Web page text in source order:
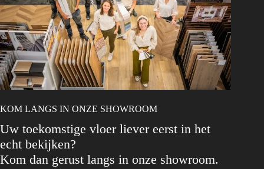
KOM LANGS IN ONZE SHOWROOM
Uw toekomstige vloer liever eerst in het
echt bekijken?
Kom dan gerust langs in onze showroom.